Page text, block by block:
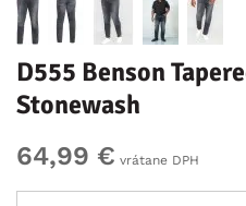
D555 Benson
Stonewash
64,99 € vrátane DPH